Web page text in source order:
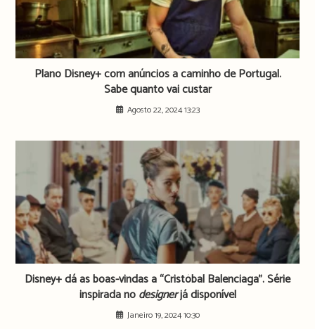
Plano Disney+ com anúncios a caminho de Portugal.
Sabe quanto vai custar
Agosto 22, 2024 13:23
Disney+ dá as boas-vindas a “Cristóbal Balenciaga”. Série
inspirada nodesignerjá disponível
Janeiro 19, 2024 10:30